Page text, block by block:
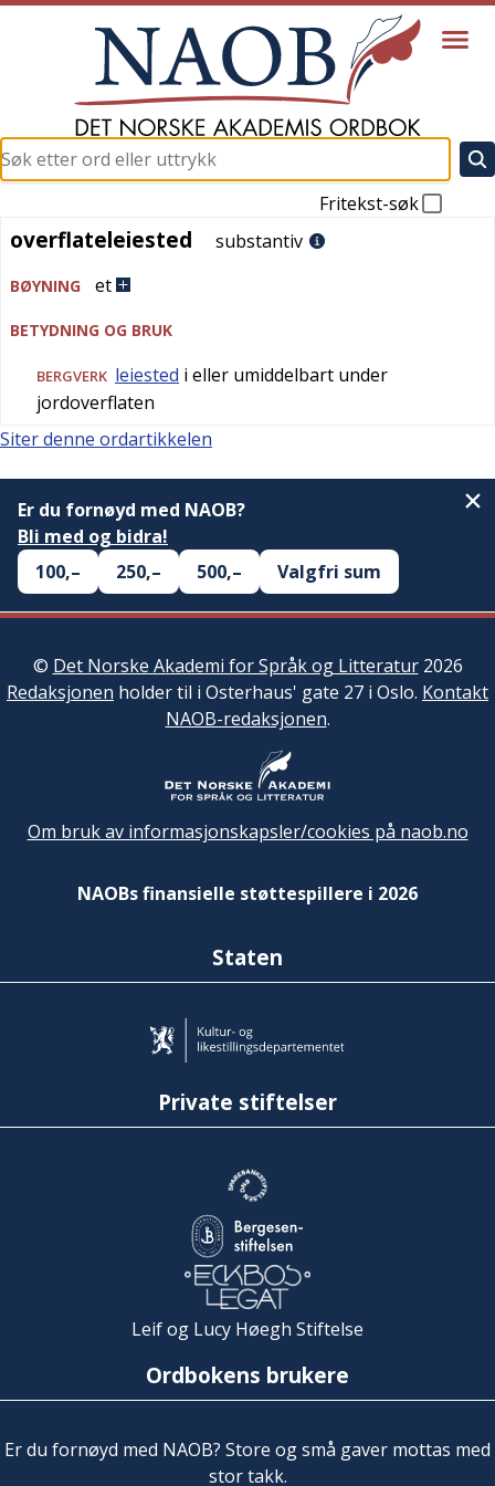
Fritekst-søk
overflateleiested
overflateleiested substantiv
BØYNING et
BETYDNING OG BRUK
BERGVERK leiested i eller umiddelbart under
jordoverflaten
Siter denne ordartikkelen
Er du fornøyd med NAOB?
Bli med og bidra!
100,–
250,– 500,– Valgfri sum
© Det Norske Akademi for Språk og Litteratur2026
Redaksjonen holder til i Osterhaus' gate 27 i Oslo. Kontakt
NAOB-redaksjonen.
Om bruk av informasjonskapsler/cookies på naob.no
NAOBs finansielle støttespillere i 2026
Staten
Private stiftelser
Leif og Lucy Høegh Stiftelse
Ordbokens brukere
Er du fornøyd med NAOB? Store og små gaver mottas med
stor takk.